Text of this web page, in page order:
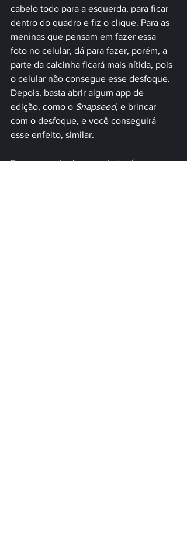
cabelo todo para a esquerda, para ficar
dentro do quadro e fiz o clique. Para as
meninas que pensam em fazer essa
foto no celular, dá para fazer, porém, a
parte da calcinha ficará mais nítida, pois
o celular não consegue esse desfoque.
Depois, basta abrir algum app de
edição, como o Snapseed, e brincar
com o desfoque, e você conseguirá
esse enfeito, similar.
Espero que tenham gostado, é uma